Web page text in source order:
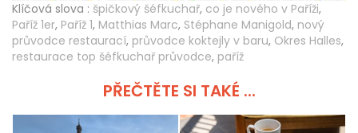
Klíčová slova : špičkový šéfkuchař, co je nového v Paříži,
Paříž 1er, Paříž 1, Matthias Marc, Stéphane Manigold, nový
průvodce restaurací, průvodce koktejly v baru, Okres Halles,
restaurace top šéfkuchař průvodce, paříž
PŘEČTĚTE SI TAKÉ ...